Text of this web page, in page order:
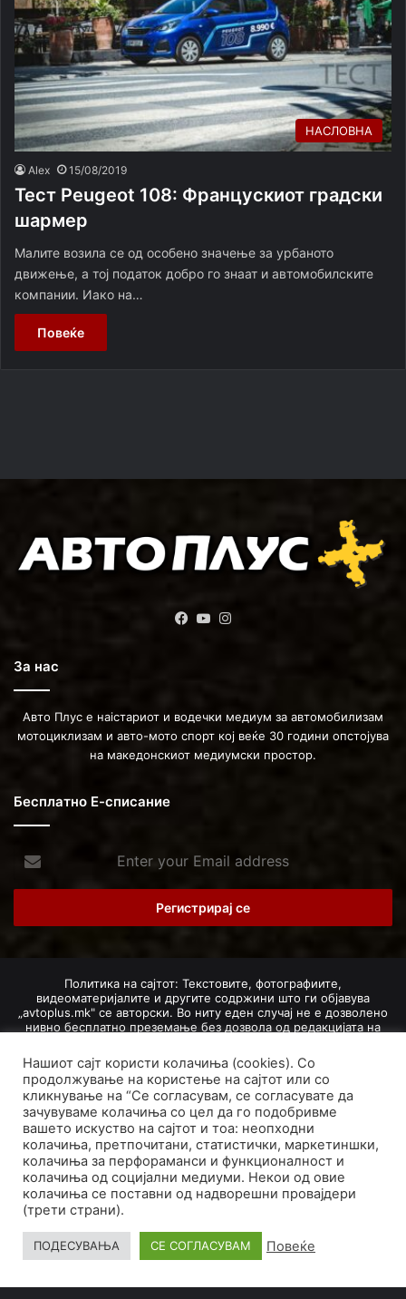
НАСЛОВНА
Alex 15/08/2019
Тест Peugeot 108: Францускиот градски
шармер
Малите возила се од особено значење за урбаното
движење, а тој податок добро го знаат и автомобилските
компании. Иако на…
Повеќе
Facebook
YouTube
За нас
Авто Плус е наістариот и водечки медиум за автомобилизам
мотоциклизам и авто-мото спорт кој веќе 30 години опстојува
на македонскиот медиумски простор.
Бесплатно Е-списание
Enter
your
Email
Политика на сајтот: Текстовите, фотографиите,
видеоматеријалите и другите содржини што ги објавува
„avtoplus.mk" се авторски. Во ниту еден случај не е дозволено
нивно бесплатно преземање без дозвола од редакцијата на
фотографиите, видеоматеријалите и другите содржини
дозволено е да се преземат со задолжително наведување на
изворот и авторот со вметнување на директна интернет-врска
(линк) до оригиналната содржина на „avtoplus.mk". При
добивање на одобрување од редакцијата за превземање на
текст, може да се превземе само дел од новинарско дело
насловот, придружната фотографија (односно насловната
фотографија) и воведниот дел на текстот, познат како „лид".
Преземање содржини од „avtoplus.mk" надвор од овие услови
не е дозволено и подложи на санкционирање согласно
Законот за авторски и сродни права.
За нас
Импресум Маркетинг
Правила и услови
Нашиот сајт користи колачиња (cookies). Со
продолжување на користење на сајтот или со
кликнување на “Се согласувам, се согласувате да
зачувуваме колачиња со цел да го подобривме
вашето искуство на сајтот и тоа: неопходни
колачиња, претпочитани, статистички, маркетиншки,
колачиња за перфораманси и функционалност и
колачиња од социјални медиуми. Некои од овие
колачиња се поставни од надворешни провајдери
(трети страни).
ПОДЕСУВАЊА СЕ СОГЛАСУВАМ Повеќе